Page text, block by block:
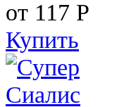
от 117 Р
Купить